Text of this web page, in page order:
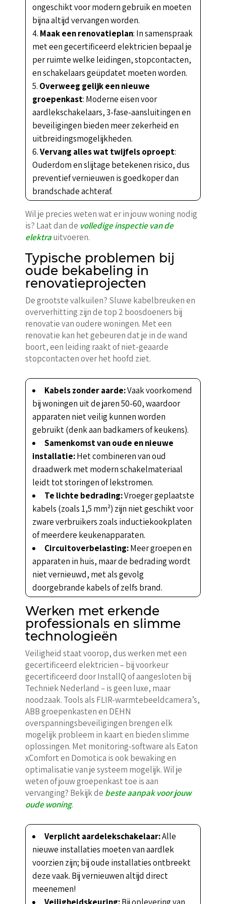
ongeschikt voor modern gebruik en moeten
bijna altijd vervangen worden.
Maak een renovatieplan: In samenspraak
met een gecertificeerd elektricien bepaal je
per ruimte welke leidingen, stopcontacten,
en schakelaars geüpdatet moeten worden.
Overweeg gelijk een nieuwe
groepenkast: Moderne eisen voor
aardlekschakelaars, 3-fase-aansluitingen en
beveiligingen bieden meer zekerheid en
uitbreidingsmogelijkheden.
Vervang alles wat twijfels oproept:
Ouderdom en slijtage betekenen risico, dus
preventief vernieuwen is goedkoper dan
brandschade achteraf.
Wil je precies weten wat er in jouw woning nodig
is? Laat dan de volledige inspectie van de
elektrauitvoeren.
Typische problemen bij
oude bekabeling in
renovatieprojecten
De grootste valkuilen? Sluwe kabelbreuken en
oververhitting zijn de top 2 boosdoeners bij
renovatie van oudere woningen. Met een
renovatie kan het gebeuren dat je in de wand
boort, een leiding raakt of niet-geaarde
stopcontacten over het hoofd ziet.
Kabels zonder aarde:Vaak voorkomend
bij woningen uit de jaren 50-60, waardoor
apparaten niet veilig kunnen worden
gebruikt (denk aan badkamers of keukens).
Samenkomst van oude en nieuwe
installatie:Het combineren van oud
draadwerk met modern schakelmateriaal
leidt tot storingen of lekstromen.
Te lichte bedrading:Vroeger geplaatste
kabels (zoals 1,5 mm²) zijn niet geschikt voor
zware verbruikers zoals inductiekookplaten
of meerdere keukenapparaten.
Circuitoverbelasting:Meer groepen en
apparaten in huis, maar de bedrading wordt
niet vernieuwd, met als gevolg
doorgebrande kabels of zelfs brand.
Werken met erkende
professionals en slimme
technologieën
Veiligheid staat voorop, dus werken met een
gecertificeerd elektricien – bij voorkeur
gecertificeerd door InstallQ of aangesloten bij
Techniek Nederland – is geen luxe, maar
noodzaak. Tools als FLIR-warmtebeeldcamera’s,
ABB groepenkasten en DEHN
overspanningsbeveiligingen brengen elk
mogelijk probleem in kaart en bieden slimme
oplossingen. Met monitoring-software als Eaton
xComfort en Domotica is ook bewaking en
optimalisatie van je systeem mogelijk. Wil je
weten of jouw groepenkast toe is aan
vervanging? Bekijk de beste aanpak voor jouw
oude woning.
Verplicht aardelekschakelaar:Alle
nieuwe installaties moeten van aardlek
voorzien zijn; bij oude installaties ontbreekt
deze vaak. Bij vernieuwen altijd direct
meenemen!